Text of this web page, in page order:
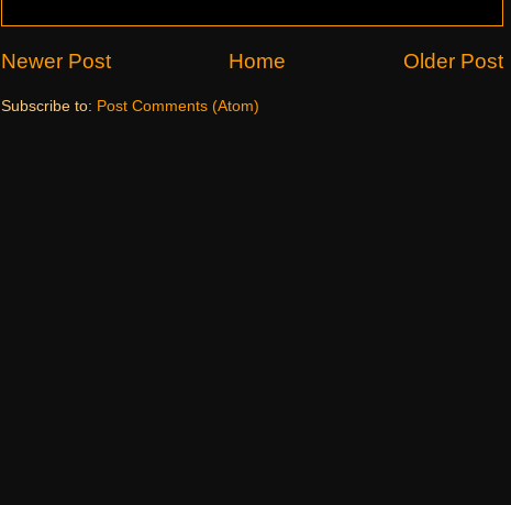
Newer Post Older Post
Home
Subscribe to: Post Comments (Atom)